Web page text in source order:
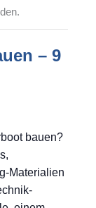
– 9
bauen?
Materialien